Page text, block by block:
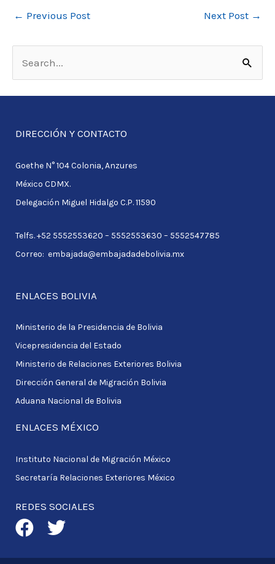
← Previous Post Next Post →
h
DIRECCIÓN Y CONTACTO
Goethe N° 104 Colonia, Anzures
México CDMX.
Delegación Miguel Hidalgo C.P. 11590
Telfs. +52 5552553620 – 5552553630 – 5552547785
Correo: embajada@embajadadebolivia.mx
ENLACES BOLIVIA
Ministerio de la Presidencia de Bolivia
Vicepresidencia del Estado
Ministerio de Relaciones Exteriores Bolivia
Dirección General de Migración Bolivia
Aduana Nacional de Bolivia
ENLACES MÉXICO
Instituto Nacional de Migración México
Secretaría Relaciones Exteriores México
REDES SOCIALES
F
a
T
w